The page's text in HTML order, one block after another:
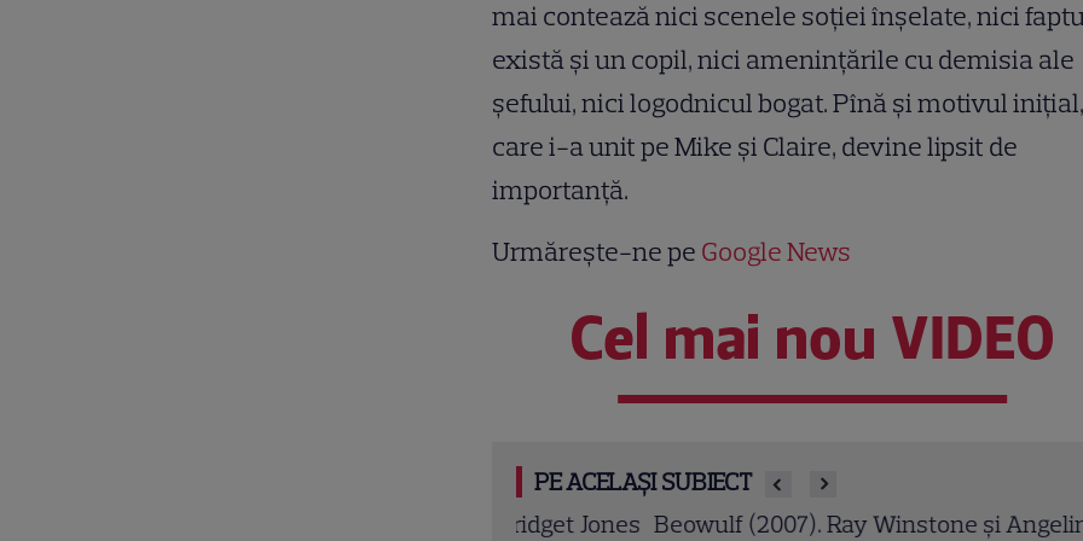
mai contează nici scenele soţiei înşelate, nici
există şi un copil, nici ameninţările cu demisia ale
şefului, nici logodnicul bogat. Pînă şi motivul iniţial,
care i-a unit pe Mike şi Claire, devine lipsit de
importanţă.
Urmărește-ne pe Google News
Cel mai nou VIDEO
PE ACELAȘI SUBIECT
Beowulf (2007). Ray Winstone și Angelina Jolie într-o